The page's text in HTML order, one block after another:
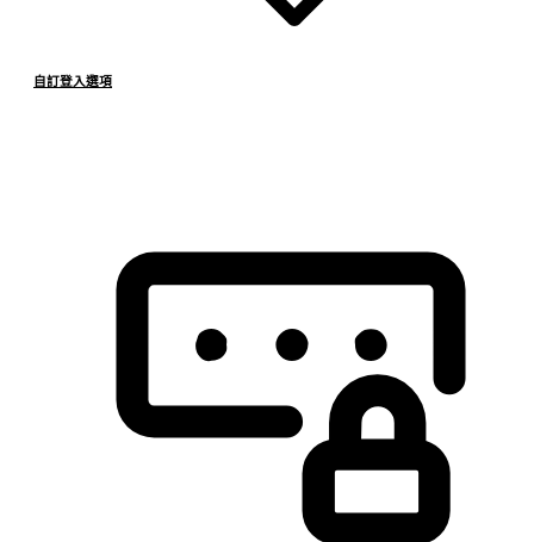
自訂登入選項